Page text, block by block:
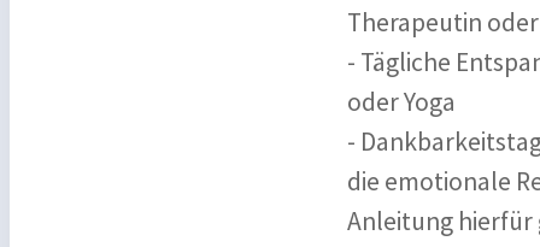
Therapeutin
- Tägliche
oder Yoga
-
die emotionale
Anleitung hierfür